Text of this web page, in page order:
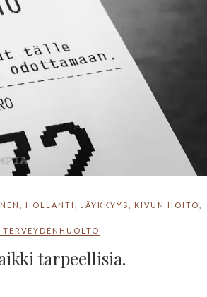
HOLLANTI JÄYKKYYS KIVUN HOITO
TERVEYDENHUOLTO
tarpeellisia.